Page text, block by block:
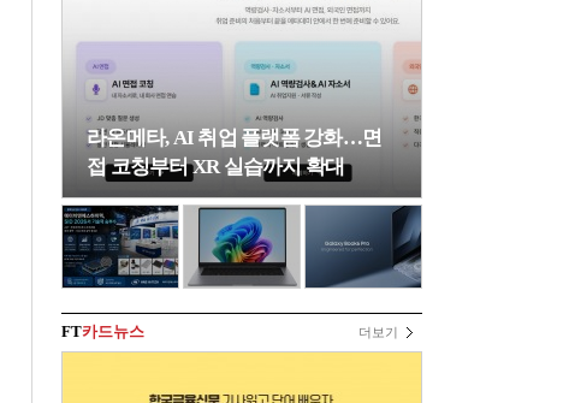
라온메타, AI 취업 플랫폼 강화…면
접 코칭부터 XR 실습까지 확대
FT카드뉴스 더보기